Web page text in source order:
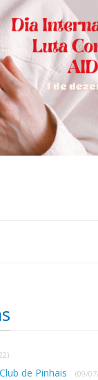
de Pinhais (09/